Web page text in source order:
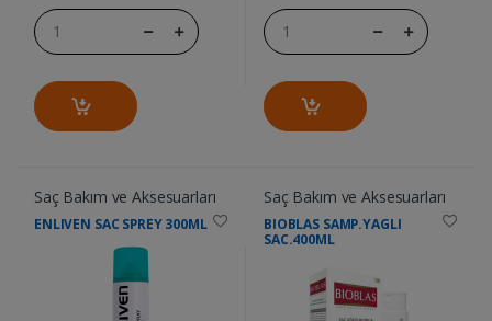
Saç Bakım ve Aksesuarları
ENLIVEN SAC SPREY 300ML
Saç Bakım ve Aksesuarları
BIOBLAS SAMP.YAGLI
SAC.400ML